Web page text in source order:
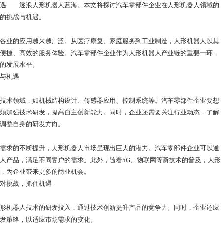
——逐浪人形机器人蓝海。本文将探讨汽车零部件企业在人形机器人领域的
挑战与机遇。
业的应用越来越广泛。从医疗康复、家庭服务到工业制造，人形机器人以其
捷、高效的服务体验。汽车零部件企业作为人形机器人产业链的重要一环，
发展水平。
机遇
术领域，如机械结构设计、传感器应用、控制系统等。汽车零部件企业要想
加强技术研发，提高自主创新能力。同时，企业还需要关注行业动态，了解
整自身的研发方向。
求的不断提升，人形机器人市场呈现出巨大的潜力。汽车零部件企业可以通
产品，满足不同客户的需求。此外，随着5G、物联网等新技术的普及，人形
为企业带来更多的商业机会。
挑战，抓住机遇
机器人技术的研发投入，通过技术创新提升产品的竞争力。同时，企业还应
策略，以适应市场需求的变化。